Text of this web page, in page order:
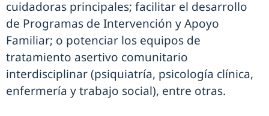
cuidadoras principales; facilitar el desarrollo
de Programas de Intervención y Apoyo
Familiar; o potenciar los equipos de
tratamiento asertivo comunitario
interdisciplinar (psiquiatría, psicología clínica,
enfermería y trabajo social), entre otras.